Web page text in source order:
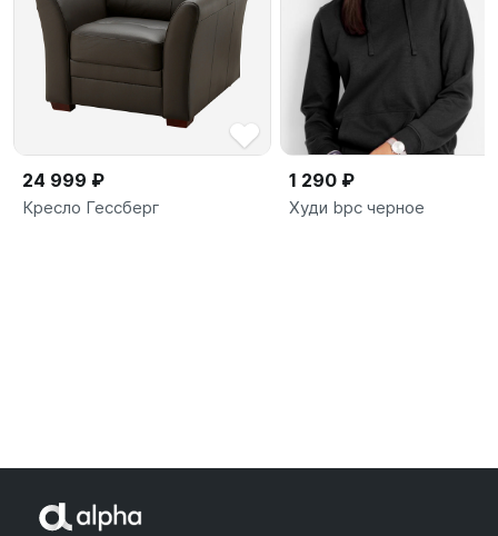
24 999 ₽
Кресло Гессберг
1 290 ₽
Худи bpc черное